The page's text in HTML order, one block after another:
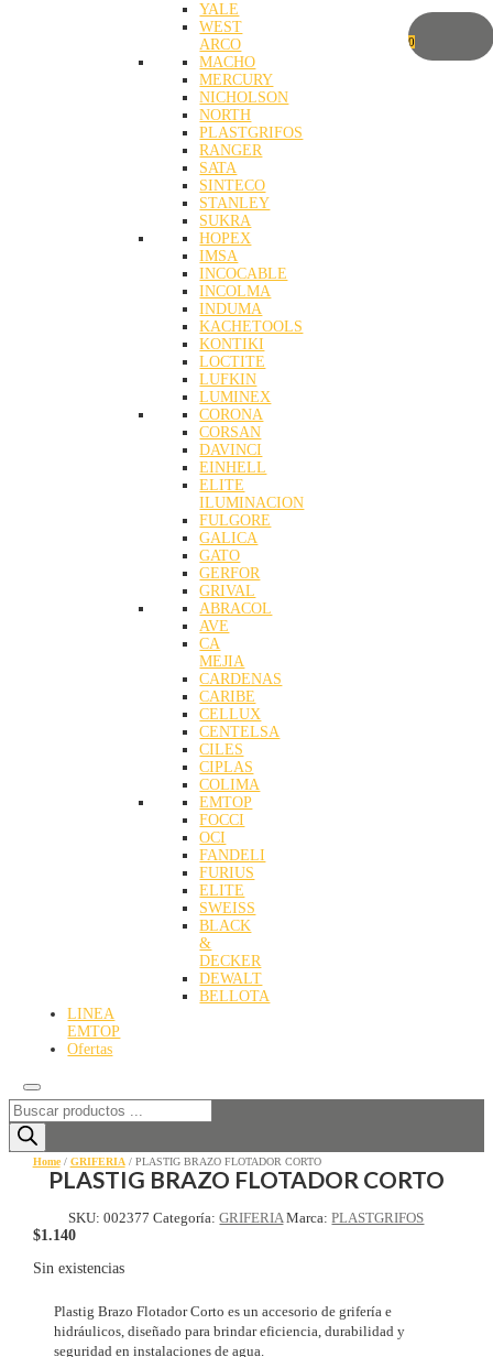
YALE
WEST
ARCO
MACHO
MERCURY
NICHOLSON
NORTH
PLASTGRIFOS
RANGER
SATA
SINTECO
STANLEY
SUKRA
HOPEX
IMSA
INCOCABLE
INCOLMA
INDUMA
KACHETOOLS
KONTIKI
LOCTITE
LUFKIN
LUMINEX
CORONA
CORSAN
DAVINCI
EINHELL
ELITE
ILUMINACION
FULGORE
GALICA
GATO
GERFOR
GRIVAL
ABRACOL
AVE
CA
MEJIA
CARDENAS
CARIBE
CELLUX
CENTELSA
CILES
CIPLAS
COLIMA
EMTOP
FOCCI
OCI
FANDELI
FURIUS
ELITE
SWEISS
BLACK
&
DECKER
DEWALT
BELLOTA
LINEA
EMTOP
Ofertas
0
Búsqueda
de
productos
Home/ GRIFERIA/ PLASTIG BRAZO FLOTADOR CORTO
PLASTIG BRAZO FLOTADOR CORTO
SKU:002377 Categoría:GRIFERIA Marca:PLASTGRIFOS
$1.140
Sin existencias
Plastig Brazo Flotador Corto es un accesorio de grifería e
hidráulicos, diseñado para brindar eficiencia, durabilidad y
seguridad en instalaciones de agua.